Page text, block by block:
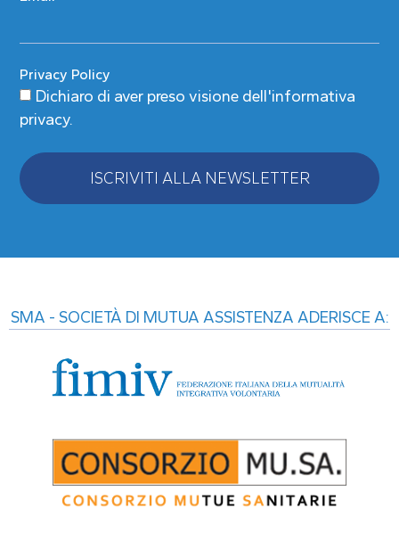
Privacy Policy
Dichiaro di aver preso visione dell'informativa
privacy.
ISCRIVITI ALLA NEWSLETTER
SMA - SOCIETÀ DI MUTUA ASSISTENZA ADERISCE A: